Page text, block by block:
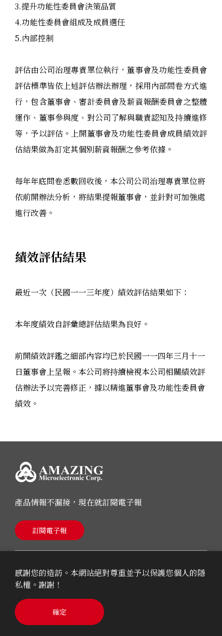
3.提升功能性委員會決策品質
4.功能性委員會組成及成員選任
5.內部控制
評估由公司治理專責單位執行，董事會及功能性委員會
評估標準皆依上述評估辦法辦理，採用內部問卷方式進
行，包含董事會、審計委員會及薪資報酬委員會之整體
運作、董事參與度、對公司了解與職責認知及持續進修
等，予以評估。上開董事會及功能性委員會成員績效評
估結果做為訂定其個別薪資報酬之參考依據。
每年年底問卷悉數回收後，本公司公司治理專責單位將
依前開辦法分析，將結果提報董事會，並針對可加強處
進行改善。
績效評估結果
最近一次（民國一一三年度）績效評估結果如下：
本年度績效自評彙總評估結果為良好。
前開績效評鑑之細部內容均已於民國一一四年三月十一
日董事會上呈報。本公司將持續檢視本公司相關績效評
估辦法予以完善修正，據以精進董事會及功能性委員會
績效。
產品情報不漏接，現在就訂閱電子報
訂閱電子報
© 2026 AMAZING Microelectronic Corp.
Cookie Policy
感謝您的造訪。本網站絕對尊重並予以保護您個人的隱
私權。謝謝！
確定